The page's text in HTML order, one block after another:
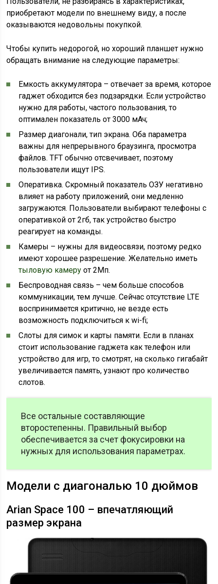
приобретают модели по внешнему виду, а после
оказываются недовольны покупкой.
Чтобы купить недорогой, но хороший планшет нужно
обращать внимание на следующие параметры:
Емкость аккумулятора – отвечает за время, которое
гаджет обходится без подзарядки. Если устройство
нужно для работы, частого пользования, то
оптимален показатель от 3000 мАч;
Размер диагонали, тип экрана. Оба параметра
важны для непрерывного браузинга, просмотра
файлов. TFT обычно отсвечивает, поэтому
пользователи ищут IPS.
Оперативка. Скромный показатель ОЗУ негативно
влияет на работу приложений, они медленно
загружаются. Пользователи выбирают телефоны с
оперативкой от 2гб, так устройство быстро
реагирует на команды.
Камеры – нужны для видеосвязи, поэтому редко
имеют хорошее разрешение. Желательно иметь
тыловую камеру от 2Мп.
Беспроводная связь – чем больше способов
коммуникации, тем лучше. Сейчас отсутствие LTE
воспринимается критично, не везде есть
возможность подключиться к wi-fi;
Слоты для симок и карты памяти. Если в планах
стоит использование гаджета как телефон или
устройство для игр, то смотрят, на сколько гигабайт
увеличивается память, узнают про количество
слотов.
Все остальные составляющие
второстепенны. Правильный выбор
обеспечивается за счет фокусировки на
нужных для использования параметрах.
Модели с диагональю 10 дюймов
Arian Space 100 – впечатляющий
размер экрана